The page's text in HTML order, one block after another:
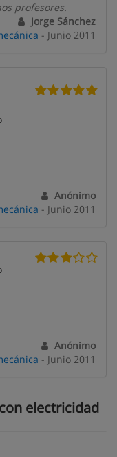
profesores.
Jorge Sánchez
- Junio 2011
Anónimo
- Junio 2011
Anónimo
- Junio 2011
electricidad